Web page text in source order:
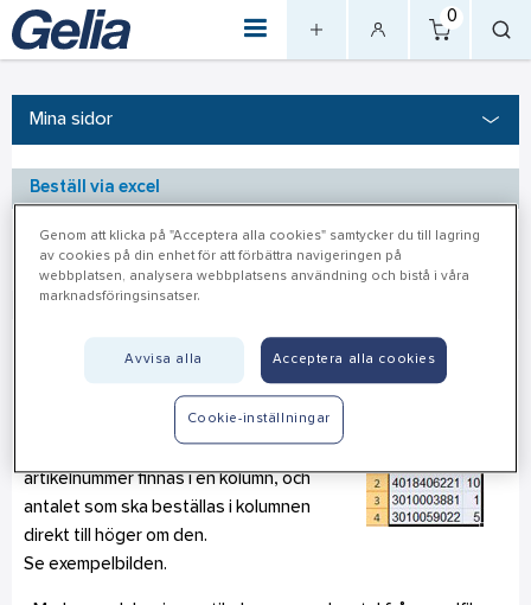
0
Mina sidor
Beställ via excel
Beställ via excel
Du kan enkelt beställa artiklar genom att kopiera in text från
artikelnummer finnas i en kolumn, och
antalet som ska beställas i kolumnen
direkt till höger om den.
Se exempelbilden.
Genom att klicka på "Acceptera alla cookies" samtycker du till lagring
av cookies på din enhet för att förbättra navigeringen på
webbplatsen, analysera webbplatsens användning och bistå i våra
marknadsföringsinsatser.
Avvisa alla Acceptera alla cookies
Cookie-inställningar